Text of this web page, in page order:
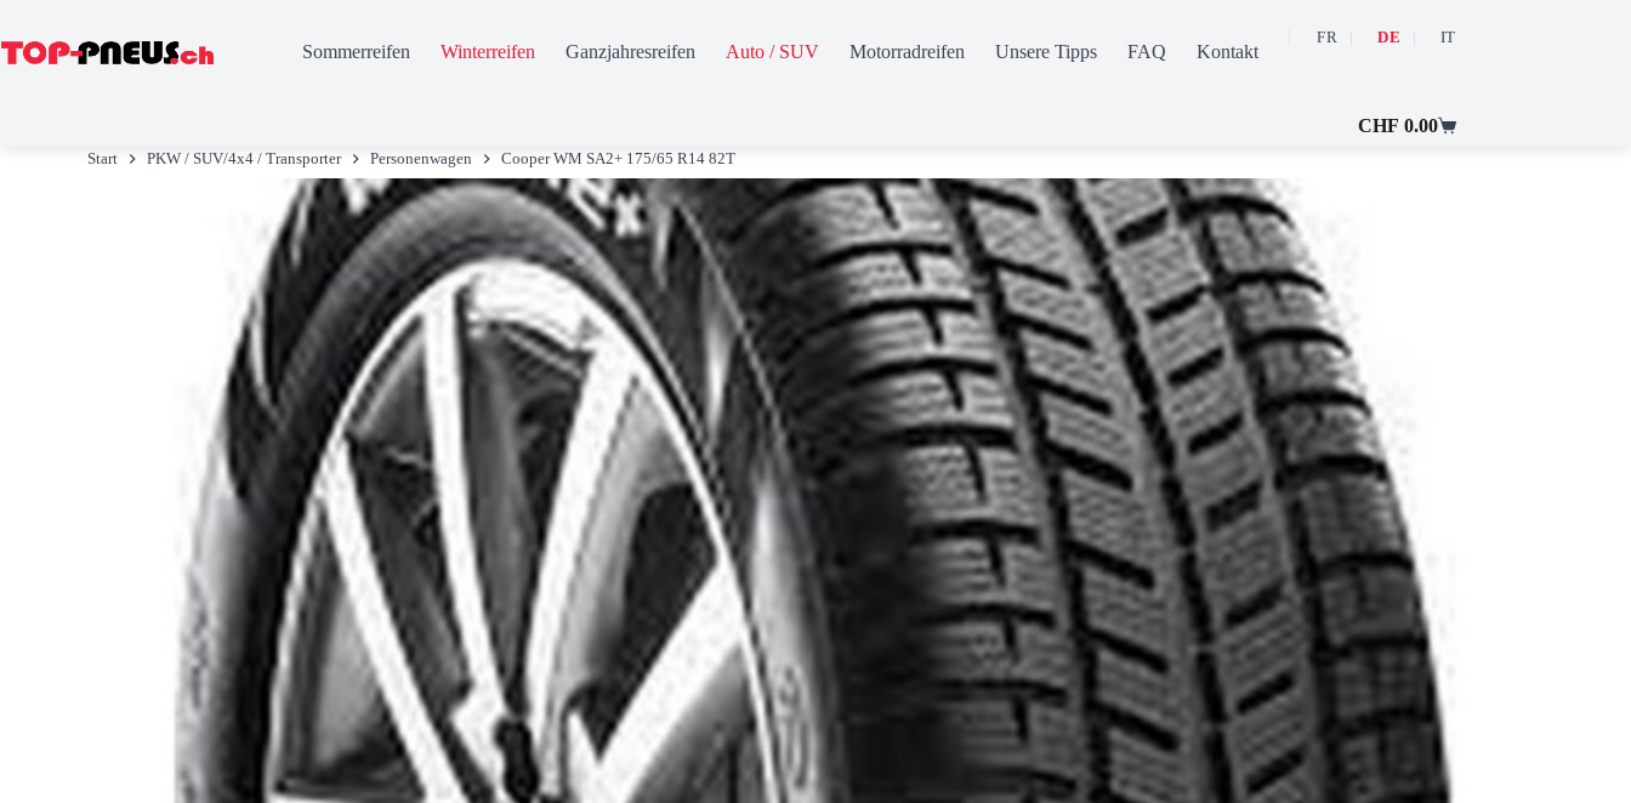
Sommerreifen Winterreifen Ganzjahresreifen Auto / SUV Motorradreifen Unsere Tipps FAQ Kontakt
FR DE IT
Warenkorb
CHF 0.00
Start PKW / SUV/4x4 / Transporter Personenwagen Cooper WM SA2+ 175/65 R14 82T